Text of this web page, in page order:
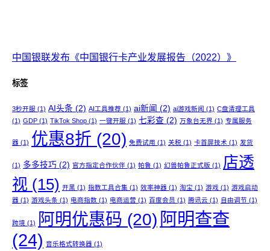
中国银联发布《中国银行卡产业发展报告（2022）》
标签
3秒开服 (1) AI头条 (2) AI工具推荐 (1) ai新闻 (2) ai游戏新闻 (1) C盘清理工具
(1) GDP (1) TikTok Shop (1) 一键开服 (1) 七彩查 (2) 万象台无界 (1) 专属服务
器 (1) 优惠8折 (20) 免费试用 (1) 关税 (1) 卡首屏技术 (1) 发货
(1) 多多技巧 (2) 官方指定合作伙伴 (1) 帕鲁 (1) 幻兽帕鲁正式版 (1) 店透
视 (15) 开黑 (1) 指数工具合集 (1) 效率神器 (1) 淘宝 (1) 游戏 (1) 游戏启动
器 (1) 游戏头条 (1) 电商指数 (1) 电商运营 (1) 百度会员 (1) 腾讯云 (1) 自由调节 (1)
跨境 (1) 阿明优惠码 (20) 阿明查查
(24) 音乐格式转换器 (1)